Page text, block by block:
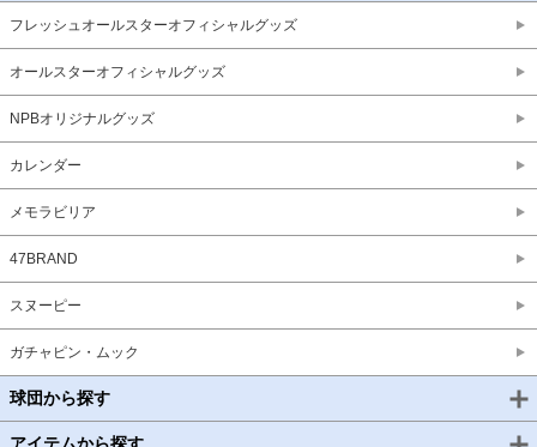
フレッシュオールスターオフィシャルグッズ
オールスターオフィシャルグッズ
NPBオリジナルグッズ
カレンダー
メモラビリア
47BRAND
スヌーピー
ガチャピン・ムック
球団から探す